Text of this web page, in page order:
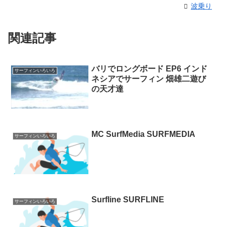
波乗り
関連記事
サーフィンいろいろ
バリでロングボード EP6 インド
ネシアでサーフィン 畑雄二遊び
の天才達
サーフィンいろいろ MC SurfMedia SURFMEDIA
サーフィンいろいろ Surfline SURFLINE